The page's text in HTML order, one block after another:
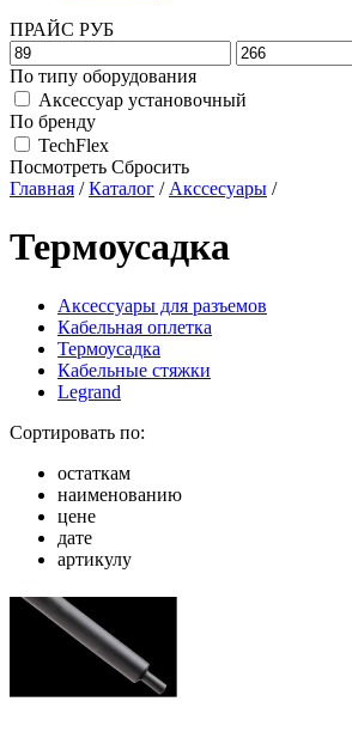
ПРАЙС РУБ
По типу оборудования
Аксессуар установочный
По бренду
TechFlex
Посмотреть Сбросить
Главная /Каталог / Акссесуары /
Термоусадка
Аксессуары для разъемов
Кабельная оплетка
Термоусадка
Кабельные стяжки
Legrand
Сортировать по:
остаткам
наименованию
цене
дате
артикулу